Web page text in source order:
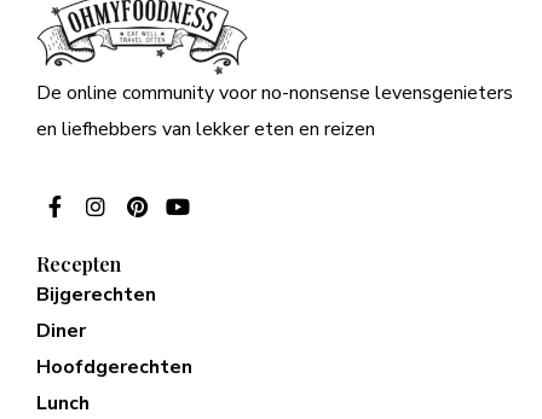
De online community voor no-nonsense levensgenieters
en liefhebbers van lekker eten en reizen
Recepten
Bijgerechten
Diner
Hoofdgerechten
Lunch